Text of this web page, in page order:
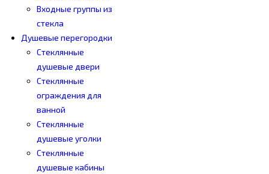
Входные группы из
стекла
Душевые перегородки
Стеклянные
душевые двери
Стеклянные
ограждения для
ванной
Стеклянные
душевые уголки
Стеклянные
душевые кабины